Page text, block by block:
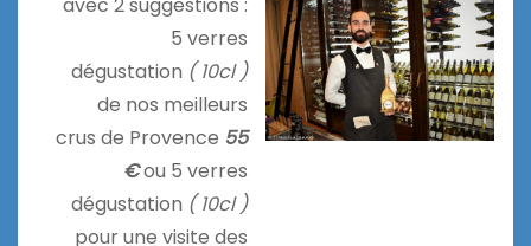
5 verres
dégustation ( 10cl )
de nos meilleurs
crus de Provence 55
€ou 5 verres
dégustation ( 10cl )
pour une visite des